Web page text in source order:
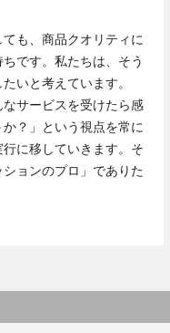
も、商品クオリティに
です。私たちは、そう
いと考えています。
なサービスを受けたら感
？」という視点を常に
に移していきます。そ
ョンのプロ」でありた